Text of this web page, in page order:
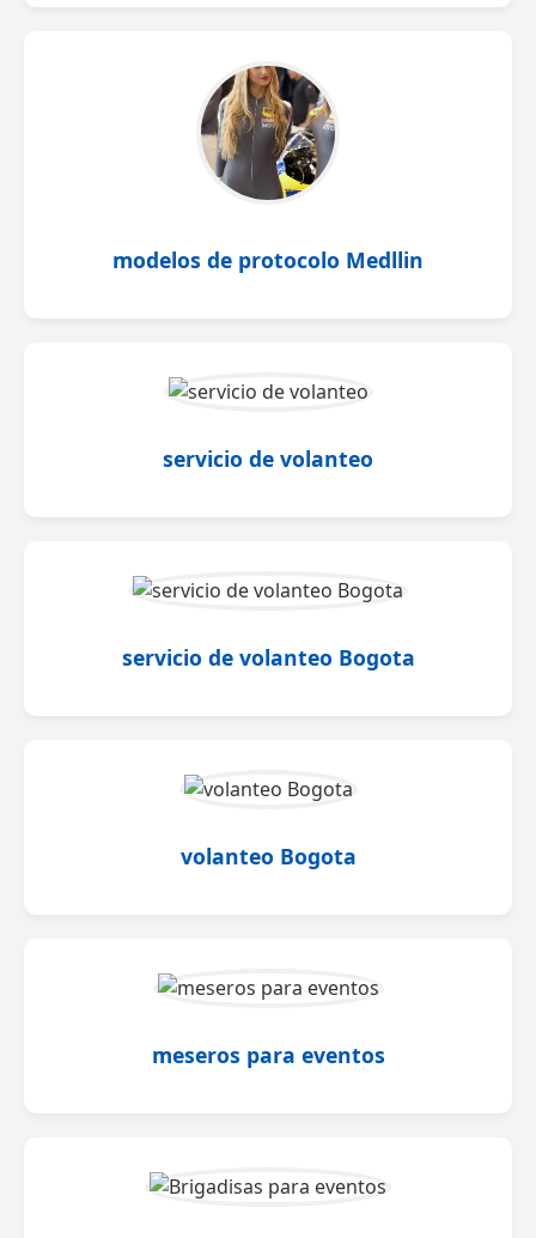
modelos de protocolo Medllin
servicio de volanteo
servicio de volanteo Bogota
volanteo Bogota
meseros para eventos